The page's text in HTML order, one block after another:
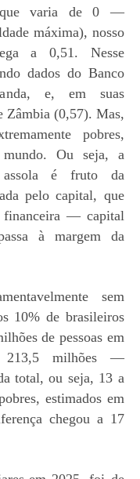
varia de 0 —
máxima), nosso
a 0,51. Nesse
dados do Banco
e, em suas
Zâmbia (0,57). Mas,
pobres,
Ou seja, a
assola é fruto da
pelo capital, que
financeira — capital
à margem da
sem
10% de brasileiros
de pessoas em
213,5 milhões —
total, ou seja, 13 a
estimados em
chegou a 17